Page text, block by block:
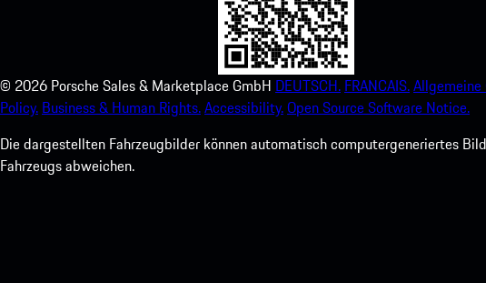
© 2026 Porsche Sales & Marketplace GmbH DEUTSCH. FRANCAIS.Allgemeine
Policy. Business & Human Rights.Accessibility.Open Source Software Notice.
Die dargestellten Fahrzeugbilder können automatisch computergeneriertes
Fahrzeugs abweichen.